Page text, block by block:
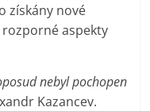
získány nové
aspekty
nebyl pochopen
Kazancev.